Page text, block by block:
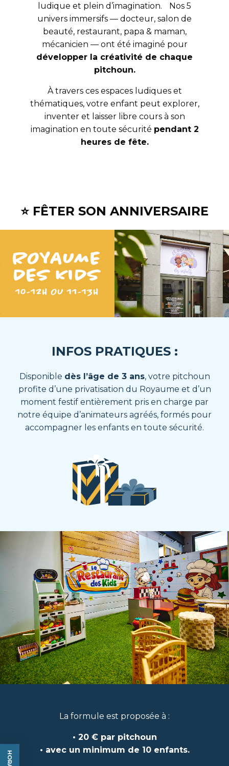
ludique et plein d’imagination. Nos 5
univers immersifs — docteur, salon de
beauté, restaurant, papa & maman,
mécanicien — ont été imaginé pour
développer la créativité de chaque
pitchoun.
À travers ces espaces ludiques et
thématiques, votre enfant peut explorer,
inventer et laisser libre cours à son
imagination en toute sécurité pendant 2
heures de fête.
⭐ FÊTER SON ANNIVERSAIRE
INFOS PRATIQUES :
Disponible dès l’âge de 3 ans, votre pitchoun
profite d’une privatisation du Royaume et d’un
moment festif entièrement pris en charge par
notre équipe d’animateurs agréés, formés pour
accompagner les enfants en toute sécurité.
La formule est proposée à :
• 20 € par pitchoun
• avec un minimum de 10 enfants.